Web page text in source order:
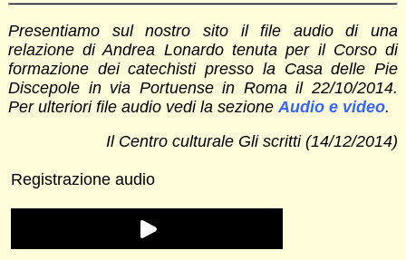
Presentiamo sul nostro sito il file audio di una
relazione di Andrea Lonardo tenuta per il Corso di
formazione dei catechisti presso la Casa delle Pie
Discepole in via Portuense in Roma il 22/10/2014.
Per ulteriori file audio vedi la sezione Audio e video.
Il Centro culturale Gli scritti (14/12/2014)
Registrazione audio